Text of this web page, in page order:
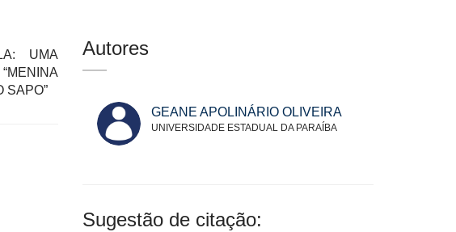
UMA
SAPO”
Autores
GEANE APOLINÁRIO OLIVEIRA
UNIVERSIDADE ESTADUAL DA PARAÍBA
Sugestão de citação: